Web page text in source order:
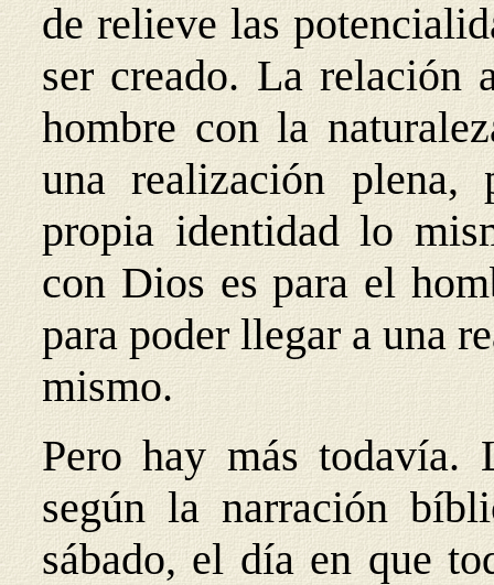
de relieve las
ser creado. La relación
hombre con la
una realización
propia identidad lo
con Dios es para el
para poder llegar a una
mismo.
Pero hay más todavía.
según la narración
sábado, el día en que